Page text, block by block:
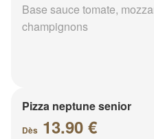
Base sauce tomate,
champignons
Pizza neptune senior
Dès 13.90 €